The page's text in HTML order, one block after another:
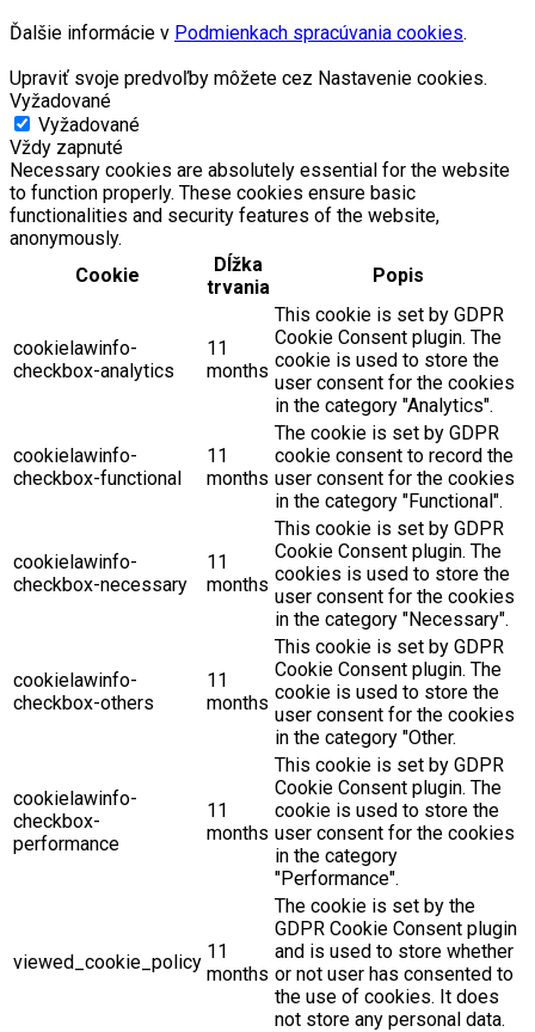
Ďalšie informácie v Podmienkach spracúvania cookies.
Upraviť svoje predvoľby môžete cez Nastavenie cookies.
Vyžadované
Vyžadované
Vždy zapnuté
Necessary cookies are absolutely essential for the website
to function properly. These cookies ensure basic
functionalities and security features of the website,
anonymously.
Cookie
Dĺžka
trvania
Popis
cookielawinfo-
checkbox-analytics
11
months
This cookie is set by GDPR
Cookie Consent plugin. The
cookie is used to store the
user consent for the cookies
in the category "Analytics".
cookielawinfo-
checkbox-functional
11
months
The cookie is set by GDPR
cookie consent to record the
user consent for the cookies
in the category "Functional".
cookielawinfo-
checkbox-necessary
11
months
This cookie is set by GDPR
Cookie Consent plugin. The
cookies is used to store the
user consent for the cookies
in the category "Necessary".
cookielawinfo-
checkbox-others
11
months
This cookie is set by GDPR
Cookie Consent plugin. The
cookie is used to store the
user consent for the cookies
in the category "Other.
cookielawinfo-
checkbox-
performance
11
months
This cookie is set by GDPR
Cookie Consent plugin. The
cookie is used to store the
user consent for the cookies
in the category
"Performance".
viewed_cookie_policy 11
months
The cookie is set by the
GDPR Cookie Consent plugin
and is used to store whether
or not user has consented to
the use of cookies. It does
not store any personal data.